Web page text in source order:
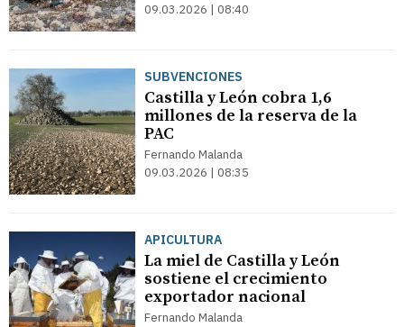
09.03.2026 | 08:40
SUBVENCIONES
Castilla y León cobra 1,6
millones de la reserva de la
PAC
Fernando Malanda
09.03.2026 | 08:35
APICULTURA
La miel de Castilla y León
sostiene el crecimiento
exportador nacional
Fernando Malanda